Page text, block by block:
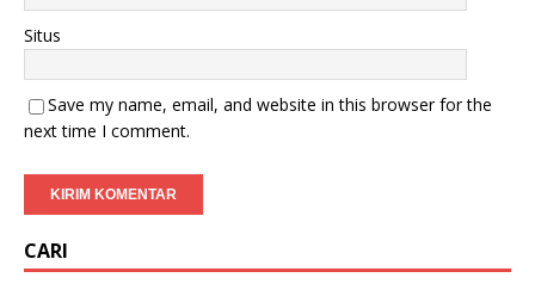
Situs
Save my name, email, and website in this browser for the
next time I comment.
CARI